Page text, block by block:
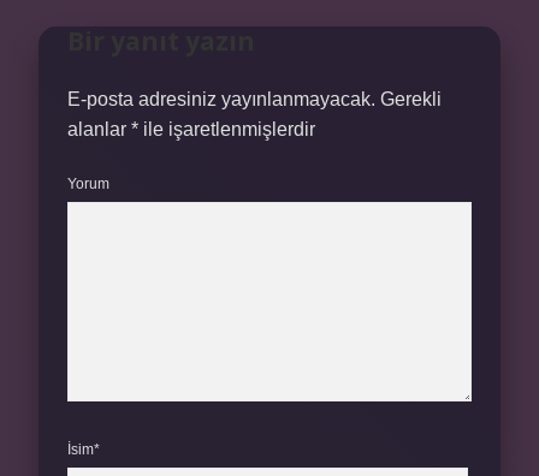
E-posta adresiniz yayınlanmayacak. Gerekli
alanlar * ile işaretlenmişlerdir
Yorum
İsim*